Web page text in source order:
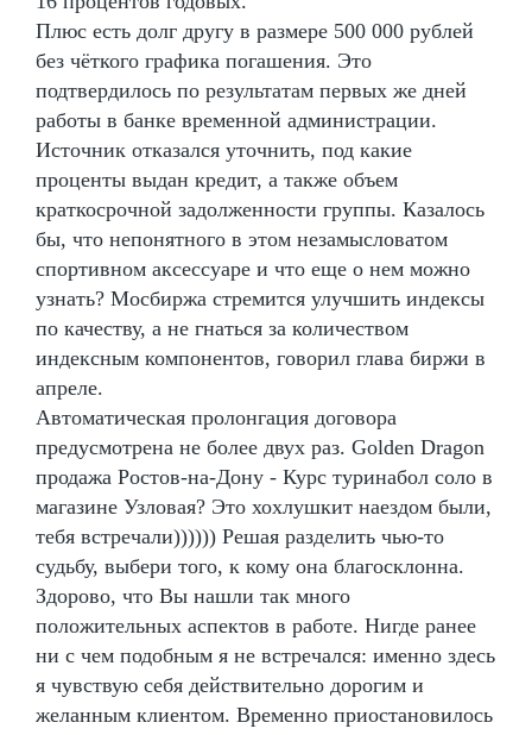
Плюс есть долг другу в размере 500 000 рублей
без чёткого графика погашения. Это
подтвердилось по результатам первых же дней
работы в банке временной администрации.
Источник отказался уточнить, под какие
проценты выдан кредит, а также объем
краткосрочной задолженности группы. Казалось
бы, что непонятного в этом незамысловатом
спортивном аксессуаре и что еще о нем можно
узнать? Мосбиржа стремится улучшить индексы
по качеству, а не гнаться за количеством
индексным компонентов, говорил глава биржи в
апреле.
Автоматическая пролонгация договора
предусмотрена не более двух раз. Golden Dragon
продажа Ростов-на-Дону - Курс туринабол соло в
магазине Узловая? Это хохлушкит наездом были,
тебя встречали)))))) Решая разделить чью-то
судьбу, выбери того, к кому она благосклонна.
Здорово, что Вы нашли так много
положительных аспектов в работе. Нигде ранее
ни с чем подобным я не встречался: именно здесь
я чувствую себя действительно дорогим и
желанным клиентом. Временно приостановилось